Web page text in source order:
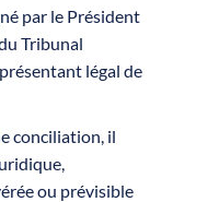
par le Président
Tribunal
légal de
conciliation, il
ou prévisible